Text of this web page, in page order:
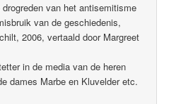
van het antisemitisme
van de geschiedenis,
2006, vertaald door Margreet
in de media van de heren
dames Marbe en Kluvelder etc.